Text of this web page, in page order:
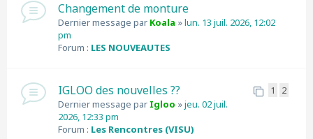
Changement de monture
Dernier message par Koala »lun. 13 juil. 2026, 12:02
pm
Forum : LES NOUVEAUTES
IGLOO des nouvelles ?? 1
2
Dernier message par Igloo »jeu. 02 juil.
2026, 12:33 pm
Forum : Les Rencontres (VISU)